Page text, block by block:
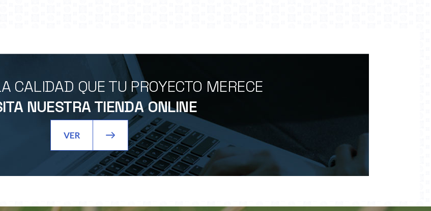
CALIDAD QUE TU PROYECTO MERECE
NUESTRA TIENDA ONLINE
VER